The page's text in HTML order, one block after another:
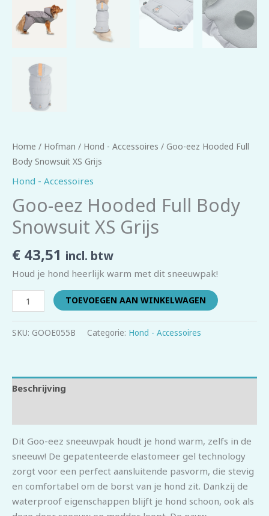
Home / Hofman / Hond - Accessoires / Goo-eez Hooded Full
Body Snowsuit XS Grijs
Hond - Accessoires
Goo-eez Hooded Full Body
Snowsuit XS Grijs
€ 43,51 incl. btw
Houd je hond heerlijk warm met dit sneeuwpak!
TOEVOEGEN AAN WINKELWAGEN
SKU: GOOE055B Categorie: Hond - Accessoires
Beschrijving
Dit Goo-eez sneeuwpak houdt je hond warm, zelfs in de
sneeuw! De gepatenteerde elastomeer gel technology
zorgt voor een perfect aansluitende pasvorm, die stevig
en comfortabel om de borst van je hond zit. Dankzij de
waterproof eigenschappen blijft je hond schoon, ook als